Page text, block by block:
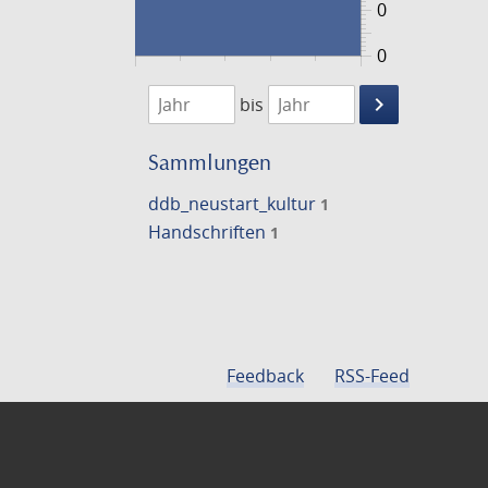
0
0
1474
1475
bis
keyboard_arrow_right
Suche
Sammlungen
ddb_neustart_kultur 1
Handschriften 1
Feedback RSS-Feed